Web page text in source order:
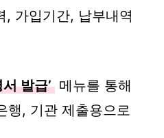
, 가입기간, 납부내역
발급’ 메뉴를 통해
행, 기관 제출용으로